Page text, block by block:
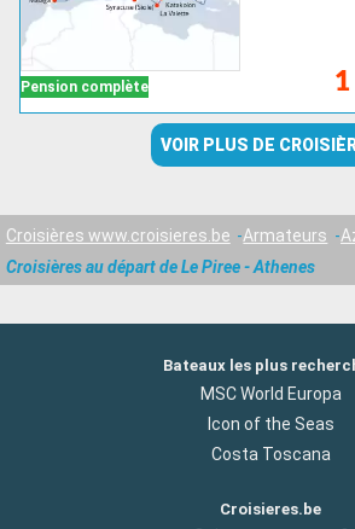
Pension complète
VOIR PLUS DE
Croisières www.croisieres.be Armateurs
Croisières au départ de Le Piree - Athenes
Bateaux les plus
MSC World Europa
Icon of the Seas
Costa Toscana
Croisieres.be